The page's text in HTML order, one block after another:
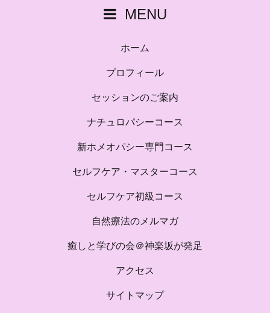
MENU
ホーム
プロフィール
セッションのご案内
ナチュロパシーコース
新ホメオパシー専門コース
セルフケア・マスターコース
セルフケア初級コース
自然療法のメルマガ
癒しと学びの会＠神楽坂が発足
アクセス
サイトマップ